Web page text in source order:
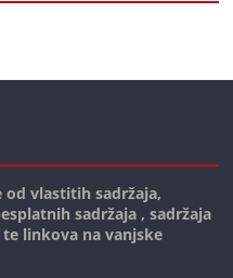
vlastitih sadržaja,
sadržaja , sadržaja
linkova na vanjske